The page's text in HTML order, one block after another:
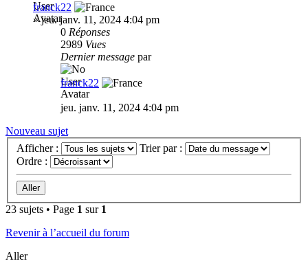
franck22
»jeu. janv. 11, 2024 4:04 pm
0 Réponses
2989 Vues
Dernier message par
franck22
jeu. janv. 11, 2024 4:04 pm
Nouveau sujet
Afficher :
Trier par :
Ordre :
23 sujets • Page 1 sur 1
Revenir à l’accueil du forum
Aller